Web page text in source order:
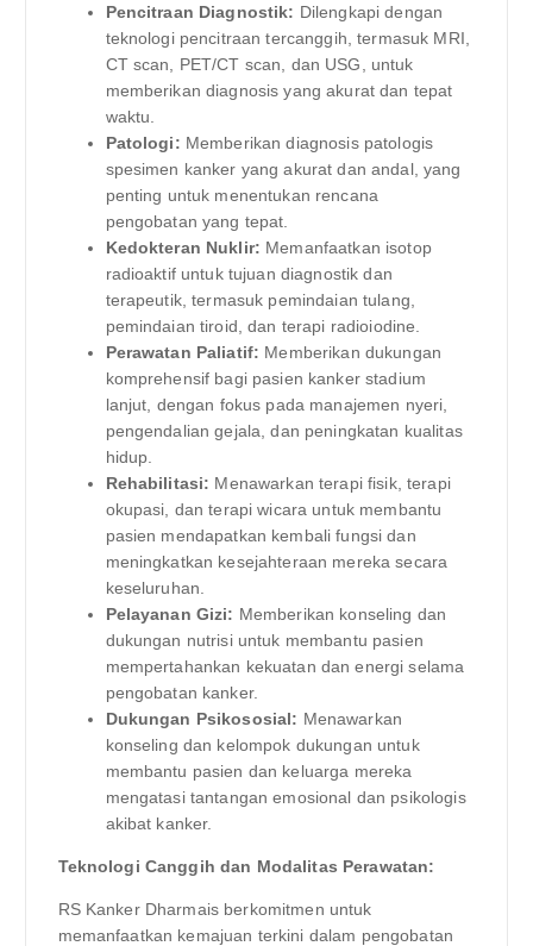
Pencitraan Diagnostik: Dilengkapi dengan
teknologi pencitraan tercanggih, termasuk MRI,
CT scan, PET/CT scan, dan USG, untuk
memberikan diagnosis yang akurat dan tepat
waktu.
Patologi: Memberikan diagnosis patologis
spesimen kanker yang akurat dan andal, yang
penting untuk menentukan rencana
pengobatan yang tepat.
Kedokteran Nuklir: Memanfaatkan isotop
radioaktif untuk tujuan diagnostik dan
terapeutik, termasuk pemindaian tulang,
pemindaian tiroid, dan terapi radioiodine.
Perawatan Paliatif: Memberikan dukungan
komprehensif bagi pasien kanker stadium
lanjut, dengan fokus pada manajemen nyeri,
pengendalian gejala, dan peningkatan kualitas
hidup.
Rehabilitasi: Menawarkan terapi fisik, terapi
okupasi, dan terapi wicara untuk membantu
pasien mendapatkan kembali fungsi dan
meningkatkan kesejahteraan mereka secara
keseluruhan.
Pelayanan Gizi: Memberikan konseling dan
dukungan nutrisi untuk membantu pasien
mempertahankan kekuatan dan energi selama
pengobatan kanker.
Dukungan Psikososial: Menawarkan
konseling dan kelompok dukungan untuk
membantu pasien dan keluarga mereka
mengatasi tantangan emosional dan psikologis
akibat kanker.
Teknologi Canggih dan Modalitas Perawatan:
RS Kanker Dharmais berkomitmen untuk
memanfaatkan kemajuan terkini dalam pengobatan